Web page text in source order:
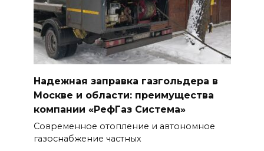
Надежная заправка газгольдера в
Москве и области: преимущества
компании «РефГаз Система»
Современное отопление и автономное
газоснабжение частных